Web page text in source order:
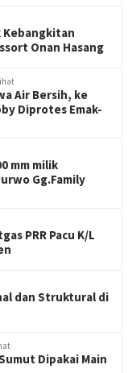
Kebangkitan
Onan Hasang
Air Bersih, ke
Diprotes Emak-
mm milik
Gg.Family
PRR Pacu K/L
dan Struktural di
Dipakai Main